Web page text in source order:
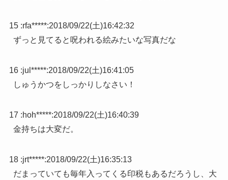
15 :rfa*****:2018/09/22(土)16:42:32
ずっと見てると呪われる絵みたいな写真だな
16 :jul*****:2018/09/22(土)16:41:05
しゅうかつをしっかりしなさい！
17 :hoh*****:2018/09/22(土)16:40:39
金持ちは大変だ。
18 :jrt*****:2018/09/22(土)16:35:13
だまっていても毎年入ってくる印税もあるだろうし、大